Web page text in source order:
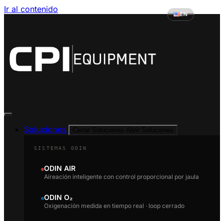
Ir al contenido
Soluciones
SISTEMAS ODIN
ODIN AIR
Aireación inteligente con control proporcional por jaula
ODIN O₂
Oxigenación medida en tiempo real · loop cerrado
EN